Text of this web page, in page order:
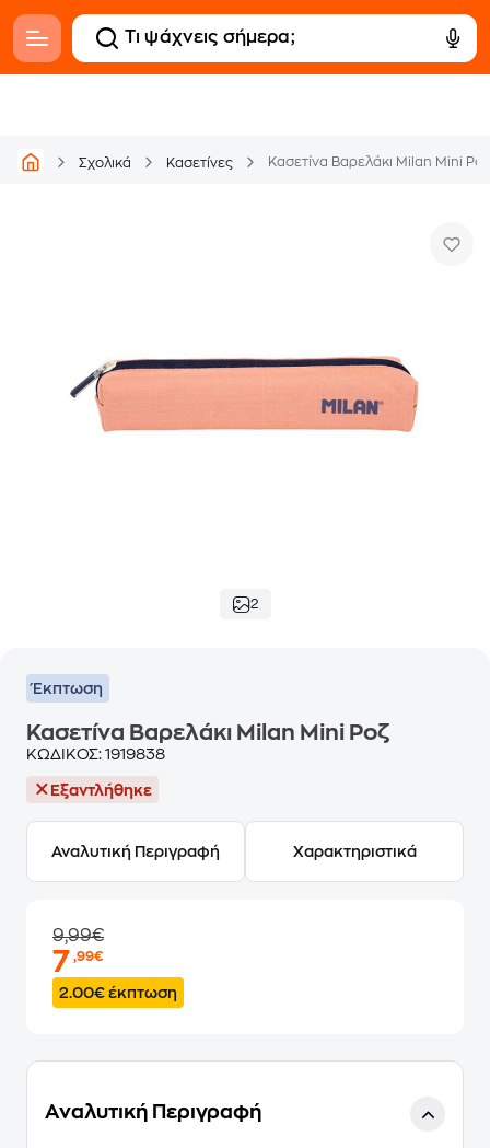
Σχολικά Κασετίνες Κασετίνα Βαρελάκι Milan Mini Ροζ
2
Έκπτωση
Κασετίνα Βαρελάκι Milan Mini Ροζ
ΚΩΔΙΚΟΣ: 1919838
Εξαντλήθηκε
Αναλυτική Περιγραφή Χαρακτηριστικά
9,99€
7,99€
2.00€ έκπτωση
Αναλυτική Περιγραφή